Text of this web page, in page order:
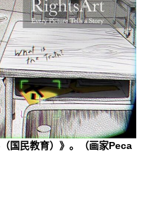
国民教育）》。（画家Peca